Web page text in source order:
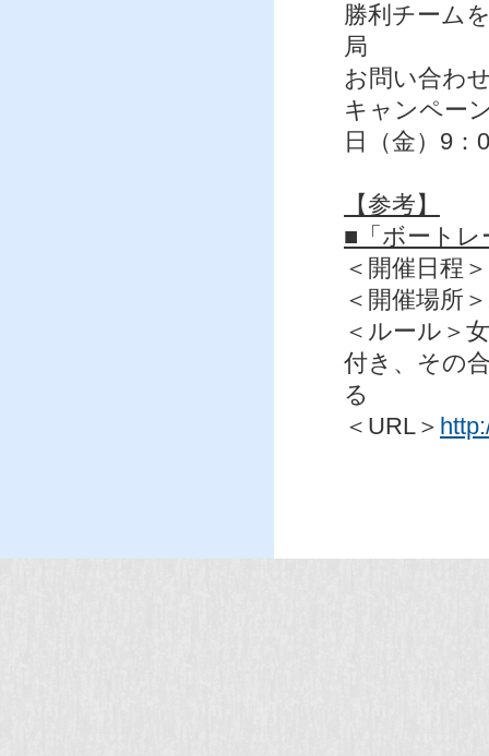
勝利チーム
局
お問い合わ
キャンペー
日（金）9：
【参考】
■「ボート
＜開催日程
＜開催場所
＜ルール＞
付き、その
る
＜URL＞